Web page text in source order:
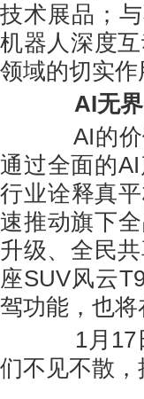
技术展品；
机器人深度
领域的切实作
AI无
AI的价
通过全面的
行业诠释真
速推动旗下
升级、全民
座SUV风云
驾功能，也将
1月17日
们不见不散